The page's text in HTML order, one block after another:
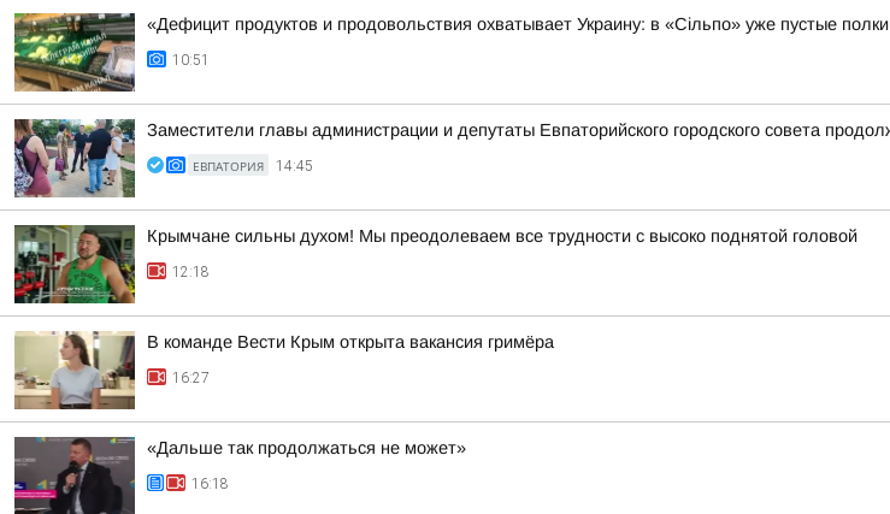
«Дефицит продуктов и продовольствия охватывает Украину: в «Сільпо» уже пустые
10:51
Заместители главы администрации и депутаты Евпаторийского городского совета
ЕВПАТОРИЯ 14:45
Крымчане сильны духом! Мы преодолеваем все трудности с высоко поднятой головой
12:18
В команде Вести Крым открыта вакансия гримёра
16:27
«Дальше так продолжаться не может»
16:18